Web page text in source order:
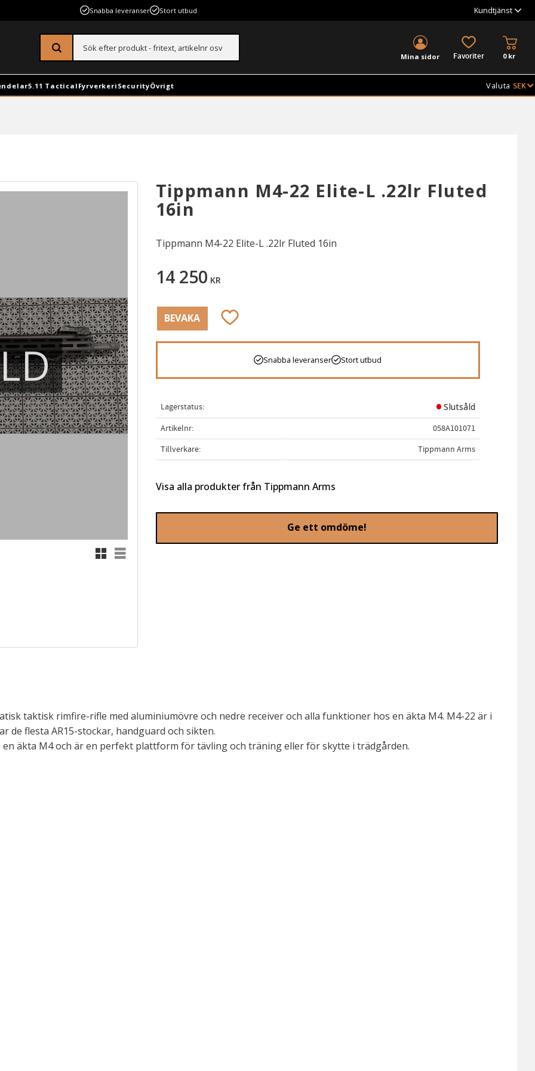
Snabba leveranser Stort utbud Kundtjänst
Mina sidor FAVORITER 0kr
5.11 Tactical Fyrverkeri SecurityÖvrigt Valuta
Tippmann M4-22 Elite-L .22lr Fluted
16in
Tippmann M4-22 Elite-L .22lr Fluted 16in
Rutnätsvy
Listvy
14 250 KR
Lägg till i favoriter
BEVAKA
Snabba leveranser Stort utbud
Lagerstatus
Slutsåld
Artikelnr
058A101071
Tillverkare
Tippmann Arms
Visa alla produkter från Tippmann Arms
Ge ett omdöme!
taktisk rimfire-rifle med aluminiumövre och nedre receiver och alla funktioner hos en äkta M4. M4-22 är i
de flesta AR15-stockar, handguard och sikten.
äkta M4 och är en perfekt plattform för tävling och träning eller för skytte i trädgården.